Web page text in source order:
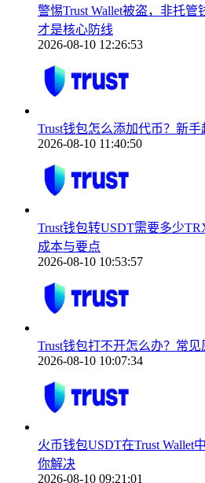
警惕Trust Wallet被盗，非托
才是核心防线
2026-08-10 12:26:53
Trust钱包怎么添加代币？新
2026-08-10 11:40:50
Trust钱包转USDT需要多少
成本与要点
2026-08-10 10:53:57
Trust钱包打不开怎么办？常
2026-08-10 10:07:34
火币钱包USDT在Trust Wallet
你解决
2026-08-10 09:21:01